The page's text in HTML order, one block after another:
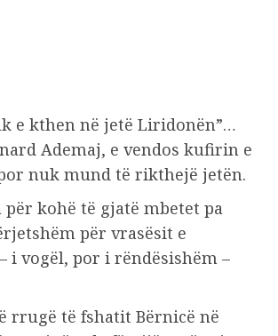
e kthen në jetë Liridonën”…
Ademaj, e vendos kufirin e
nuk mund të rikthejë jetën.
kohë të gjatë mbetet pa
për vrasësit e
i vogël, por i rëndësishëm –
rrugë të fshatit Bërnicë në